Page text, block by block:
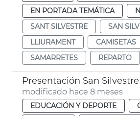
EN PORTADA TEMÁTICA
SANT SILVESTRE
SAN
LLIURAMENT
CAMISETAS
SAMARRETES
REPARTO
Presentación San Silvestre
modificado hace 8 meses
EDUCACIÓN Y DEPORTE